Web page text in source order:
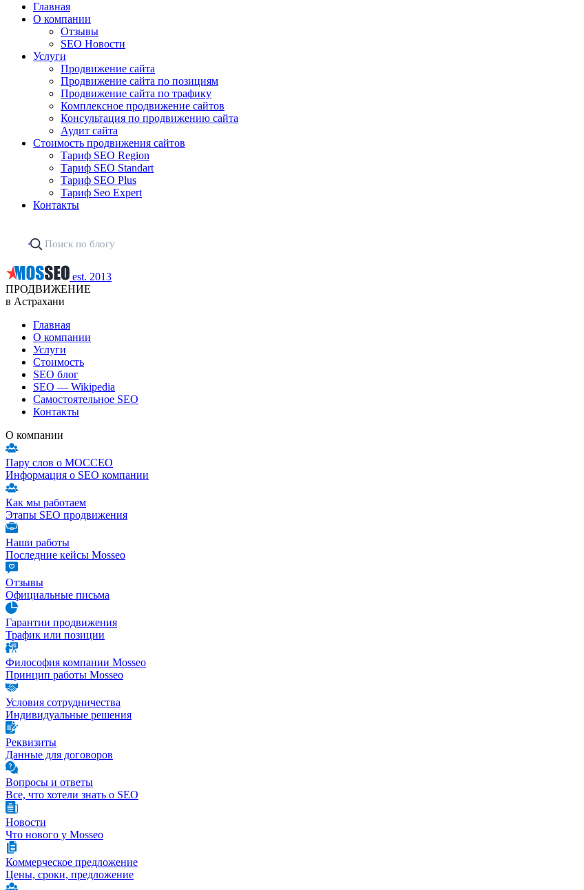
Главная
О компании
Отзывы
SEO Новости
Услуги
Продвижение сайта
Продвижение сайта по позициям
Продвижение сайта по трафику
Комплексное продвижение сайтов
Консультация по продвижению сайта
Аудит сайта
Стоимость продвижения сайтов
Тариф SEO Region
Тариф SEO Standart
Тариф SEO Plus
Тариф Seo Expert
Контакты
est. 2013
ПРОДВИЖЕНИЕ
в Астрахани
Главная
О компании
Услуги
Стоимость
SEO блог
SEO — Wikipedia
Самостоятельное SEO
Контакты
О компании
Пару слов о МОССЕО
Информация о SEO компании
Как мы работаем
Этапы SEO продвижения
Наши работы
Последние кейсы Mosseo
Отзывы
Официальные письма
Гарантии продвижения
Трафик или позиции
Философия компании Mosseo
Принцип работы Mosseo
Условия сотрудничества
Индивидуальные решения
Реквизиты
Данные для договоров
Вопросы и ответы
Все, что хотели знать о SEO
Новости
Что нового у Mosseo
Коммерческое предложение
Цены, сроки, предложение